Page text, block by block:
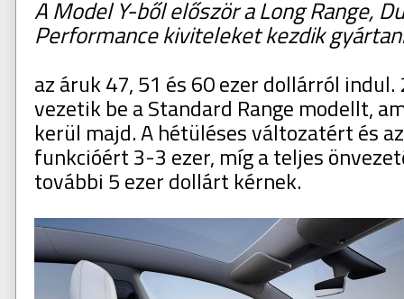
A Model Y-ből először a Long Range,
Performance kiviteleket kezdik
az áruk 47, 51 és 60 ezer dollárról
vezetik be a Standard Range modellt,
kerül majd. A hétüléses változatért és
funkcióért 3-3 ezer, míg a teljes
további 5 ezer dollárt kérnek.